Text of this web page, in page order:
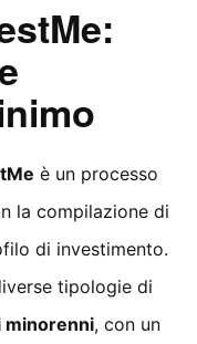
è un processo
la compilazione di
di investimento.
tipologie di
minorenni, con un